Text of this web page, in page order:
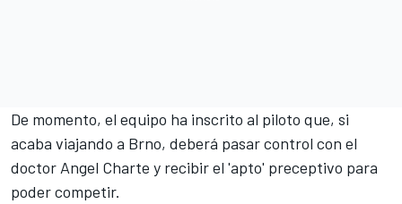
De momento, el equipo ha inscrito al piloto que, si
acaba viajando a Brno, deberá pasar control con el
doctor Angel Charte y recibir el 'apto' preceptivo para
poder competir.